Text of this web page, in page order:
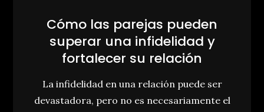
Cómo las parejas pueden
superar una infidelidad y
fortalecer su relación
La infidelidad en una relación puede ser
devastadora, pero no es necesariamente el